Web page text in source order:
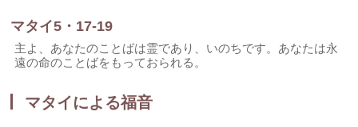
マタイ5・17-19
主よ、あなたのことばは霊であり、いのちです。あなたは永
遠の命のことばをもっておられる。
マタイによる福音